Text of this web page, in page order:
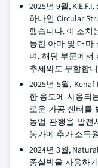
2025년 9월,
하나인 Circular
했습니다. 이 조치
능한 아마 및 대마
며, 해당 부문에서
추세와도 부합합
2025년 5월,
한 용도에 사용되
로운 가공 센터를
농업 관행을 발전
농가에 추가 소득
2024년 3월,
종실박을 사용하